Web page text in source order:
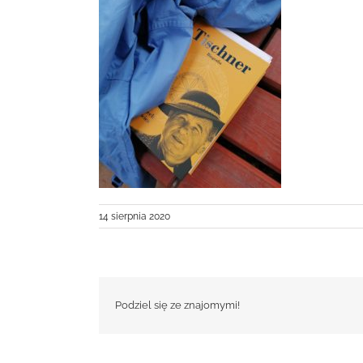
14 sierpnia 2020
Podziel się ze znajomymi!